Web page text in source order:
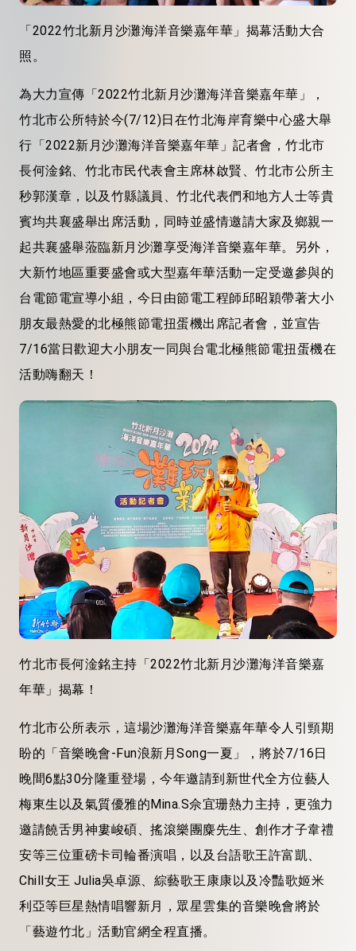
「2022竹北新月沙灘海洋音樂嘉年華」揭幕活動大合
照。
為大力宣傳「2022竹北新月沙灘海洋音樂嘉年華」，
竹北市公所特於今(7/12)日在竹北海岸育樂中心盛大舉
行「2022新月沙灘海洋音樂嘉年華」記者會，竹北市
長何淦銘、竹北市民代表會主席林啟賢、竹北市公所主
秒郭漢章，以及竹縣議員、竹北代表們和地方人士等貴
賓均共襄盛舉出席活動，同時並盛情邀請大家及鄉親一
起共襄盛舉蒞臨新月沙灘享受海洋音樂嘉年華。另外，
大新竹地區重要盛會或大型嘉年華活動一定受邀參與的
台電節電宣導小組，今日由節電工程師邱昭穎帶著大小
朋友最熱愛的北極熊節電扭蛋機出席記者會，並宣告
7/16當日歡迎大小朋友一同與台電北極熊節電扭蛋機在
活動嗨翻天！
竹北市長何淦銘主持「2022竹北新月沙灘海洋音樂嘉
年華」揭幕！
竹北市公所表示，這場沙灘海洋音樂嘉年華令人引頸期
盼的「音樂晚會-Fun浪新月Song一夏」，將於7/16日
晚間6點30分隆重登場，今年邀請到新世代全方位藝人
梅東生以及氣質優雅的Mina.S佘宜珊熱力主持，更強力
邀請饒舌男神婁峻碩、搖滾樂團麋先生、創作才子韋禮
安等三位重磅卡司輪番演唱，以及台語歌王許富凱、
Chill女王 Julia吳卓源、綜藝歌王康康以及冷豔歌姬米
利亞等巨星熱情唱響新月，眾星雲集的音樂晚會將於
「藝遊竹北」活動官網全程直播。